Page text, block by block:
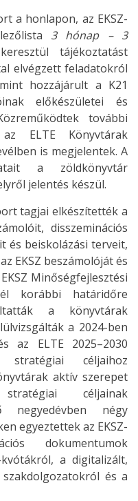
a honlapon, az EKSZ-
3 hónap – 3
tájékoztatást
elvégzett feladatokról
hozzájárult a K21
előkészületei és
további
az ELTE Könyvtárak
is megjelentek. A
a zöldkönyvtár
jelentés készül.
tagjai elkészítették a
disszeminációs
és beiskolázási terveit,
EKSZ beszámolóját és
Minőségfejlesztési
korábbi határidőre
a könyvtárak
a 2024-ben
az ELTE 2025–2030
stratégiai céljaihoz
aktív szerepet
céljainak
negyedévben négy
egyeztettek az EKSZ-
dokumentumok
a digitalizált,
és a